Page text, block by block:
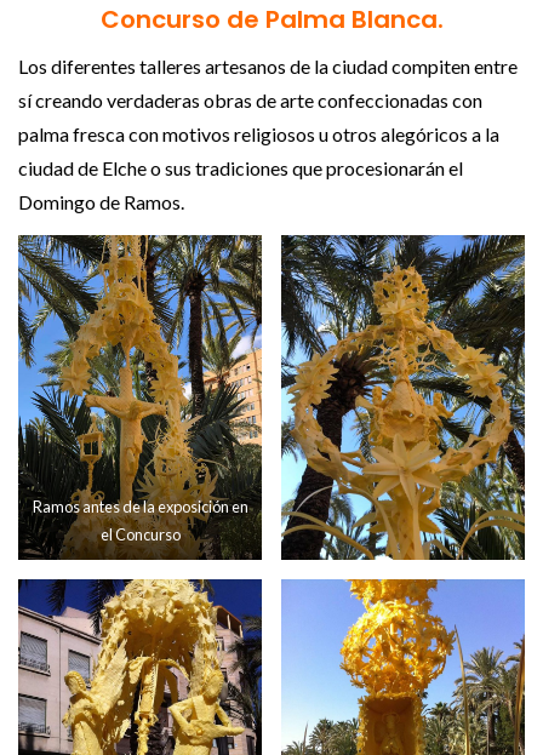
Concurso de Palma Blanca.
Los diferentes talleres artesanos de la ciudad compiten entre
sí creando verdaderas obras de arte confeccionadas con
palma fresca con motivos religiosos u otros alegóricos a la
ciudad de Elche o sus tradiciones que procesionarán el
Domingo de Ramos.
Ramos antes de la exposición en
el Concurso